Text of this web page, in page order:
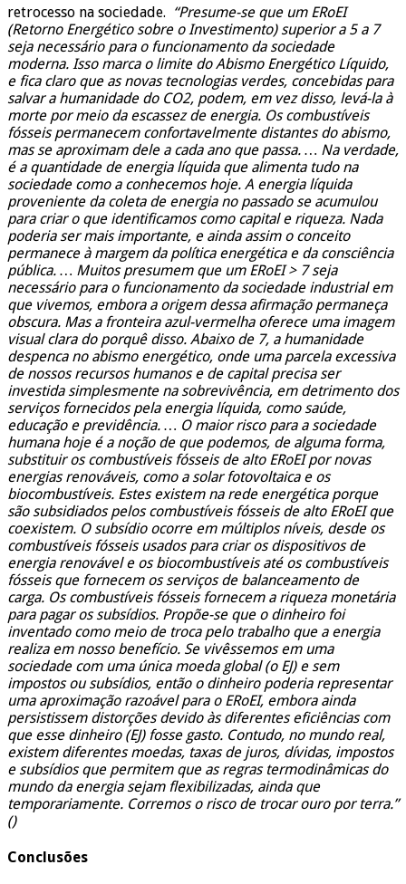
retrocesso na sociedade. “Presume-se que um ERoEI
(Retorno Energético sobre o Investimento) superior a 5 a 7
seja necessário para o funcionamento da sociedade
moderna. Isso marca o limite do Abismo Energético Líquido,
e fica claro que as novas tecnologias verdes, concebidas para
salvar a humanidade do CO2, podem, em vez disso, levá-la à
morte por meio da escassez de energia. Os combustíveis
fósseis permanecem confortavelmente distantes do abismo,
mas se aproximam dele a cada ano que passa. … Na verdade,
é a quantidade de energia líquida que alimenta tudo na
sociedade como a conhecemos hoje. A energia líquida
proveniente da coleta de energia no passado se acumulou
para criar o que identificamos como capital e riqueza. Nada
poderia ser mais importante, e ainda assim o conceito
permanece à margem da política energética e da consciência
pública. … Muitos presumem que um ERoEI > 7 seja
necessário para o funcionamento da sociedade industrial em
que vivemos, embora a origem dessa afirmação permaneça
obscura. Mas a fronteira azul-vermelha oferece uma imagem
visual clara do porquê disso. Abaixo de 7, a humanidade
despenca no abismo energético, onde uma parcela excessiva
de nossos recursos humanos e de capital precisa ser
investida simplesmente na sobrevivência, em detrimento dos
serviços fornecidos pela energia líquida, como saúde,
educação e previdência. … O maior risco para a sociedade
humana hoje é a noção de que podemos, de alguma forma,
substituir os combustíveis fósseis de alto ERoEI por novas
energias renováveis, como a solar fotovoltaica e os
biocombustíveis. Estes existem na rede energética porque
são subsidiados pelos combustíveis fósseis de alto ERoEI que
coexistem. O subsídio ocorre em múltiplos níveis, desde os
combustíveis fósseis usados ​​para criar os dispositivos de
energia renovável e os biocombustíveis até os combustíveis
fósseis que fornecem os serviços de balanceamento de
carga. Os combustíveis fósseis fornecem a riqueza monetária
para pagar os subsídios. Propõe-se que o dinheiro foi
inventado como meio de troca pelo trabalho que a energia
realiza em nosso benefício. Se vivêssemos em uma
sociedade com uma única moeda global (o EJ) e sem
impostos ou subsídios, então o dinheiro poderia representar
uma aproximação razoável para o ERoEI, embora ainda
persistissem distorções devido às diferentes eficiências com
que esse dinheiro (EJ) fosse gasto. Contudo, no mundo real,
existem diferentes moedas, taxas de juros, dívidas, impostos
e subsídios que permitem que as regras termodinâmicas do
mundo da energia sejam flexibilizadas, ainda que
temporariamente. Corremos o risco de trocar ouro por terra.”
()
Conclusões